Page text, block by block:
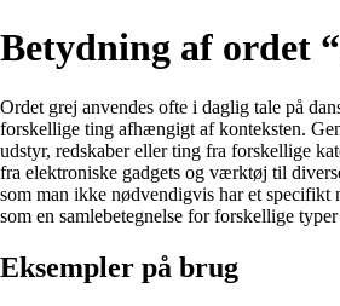
Betydning af ordet
Ordet grej anvendes ofte i daglig tale på
forskellige ting afhængigt af konteksten.
udstyr, redskaber eller ting fra forskellige
fra elektroniske gadgets og værktøj til
som man ikke nødvendigvis har et specifikt
som en samlebetegnelse for forskellige
Eksempler på brug